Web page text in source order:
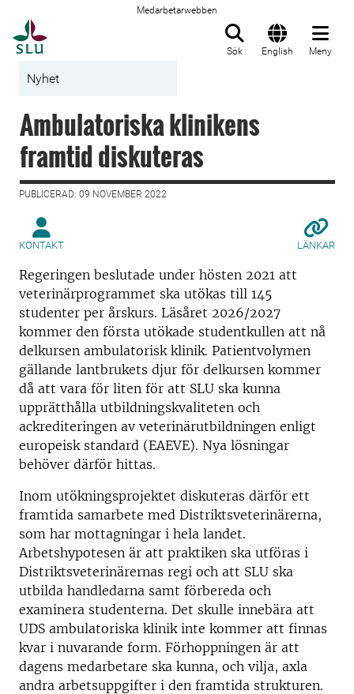
Medarbetarwebben
Sök English Meny
Nyhet
Ambulatoriska klinikens
framtid diskuteras
PUBLICERAD: 09 NOVEMBER 2022
KONTAKT LÄNKAR
Regeringen beslutade under hösten 2021 att
veterinärprogrammet ska utökas till 145
studenter per årskurs. Läsåret 2026/2027
kommer den första utökade studentkullen att nå
delkursen ambulatorisk klinik. Patientvolymen
gällande lantbrukets djur för delkursen kommer
då att vara för liten för att SLU ska kunna
upprätthålla utbildningskvaliteten och
ackrediteringen av veterinärutbildningen enligt
europeisk standard (EAEVE). Nya lösningar
behöver därför hittas.
Inom utökningsprojektet diskuteras därför ett
framtida samarbete med Distriktsveterinärerna,
som har mottagningar i hela landet.
Arbetshypotesen är att praktiken ska utföras i
Distriktsveterinärernas regi och att SLU ska
utbilda handledarna samt förbereda och
examinera studenterna. Det skulle innebära att
UDS ambulatoriska klinik inte kommer att finnas
kvar i nuvarande form. Förhoppningen är att
dagens medarbetare ska kunna, och vilja, axla
andra arbetsuppgifter i den framtida strukturen.